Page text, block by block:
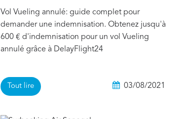
Vol Vueling annulé: guide complet pour
demander une indemnisation. Obtenez jusqu'à
600 € d'indemnisation pour un vol Vueling
annulé grâce à DelayFlight24
Tout lire 03/08/2021